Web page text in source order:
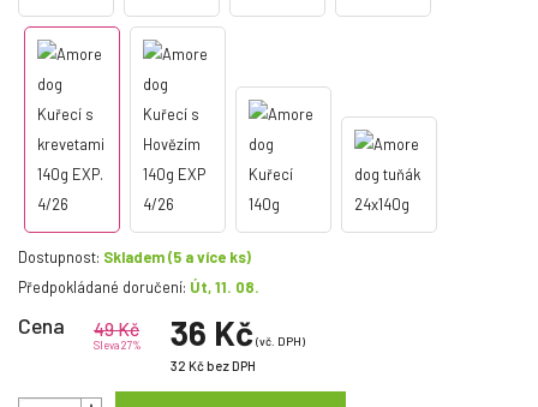
Dostupnost: Skladem(5 a více ks)
Předpokládané doručení: Út, 11. 08.
Cena 49 Kč 36 Kč(vč. DPH)
Sleva 27%
32 Kčbez DPH